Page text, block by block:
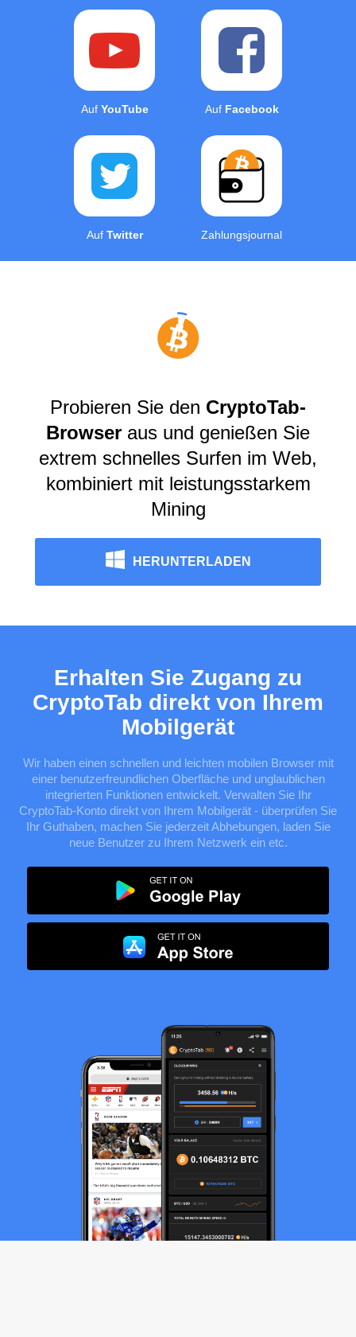
Auf YouTube Auf Facebook
Auf Twitter Zahlungsjournal
Probieren Sie den CryptoTab-
Browser aus und genießen Sie
extrem schnelles Surfen im Web,
kombiniert mit leistungsstarkem
Mining
HERUNTERLADEN
Erhalten Sie Zugang zu
CryptoTab direkt von Ihrem
Mobilgerät
Wir haben einen schnellen und leichten mobilen Browser mit
einer benutzerfreundlichen Oberfläche und unglaublichen
integrierten Funktionen entwickelt. Verwalten Sie Ihr
CryptoTab-Konto direkt von Ihrem Mobilgerät - überprüfen Sie
Ihr Guthaben, machen Sie jederzeit Abhebungen, laden Sie
neue Benutzer zu Ihrem Netzwerk ein etc.